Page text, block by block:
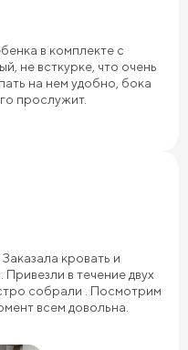
в комплекте с
не всткурке, что очень
на нем удобно, бока
прослужит.
кровать и
в течение двух
собрали . Посмотрим
всем довольна.